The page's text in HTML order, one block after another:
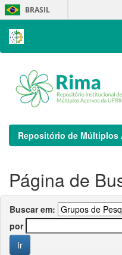
Skip
navigation
BRASIL
Repositório de Múltiplos
Página de
Buscar em:
por